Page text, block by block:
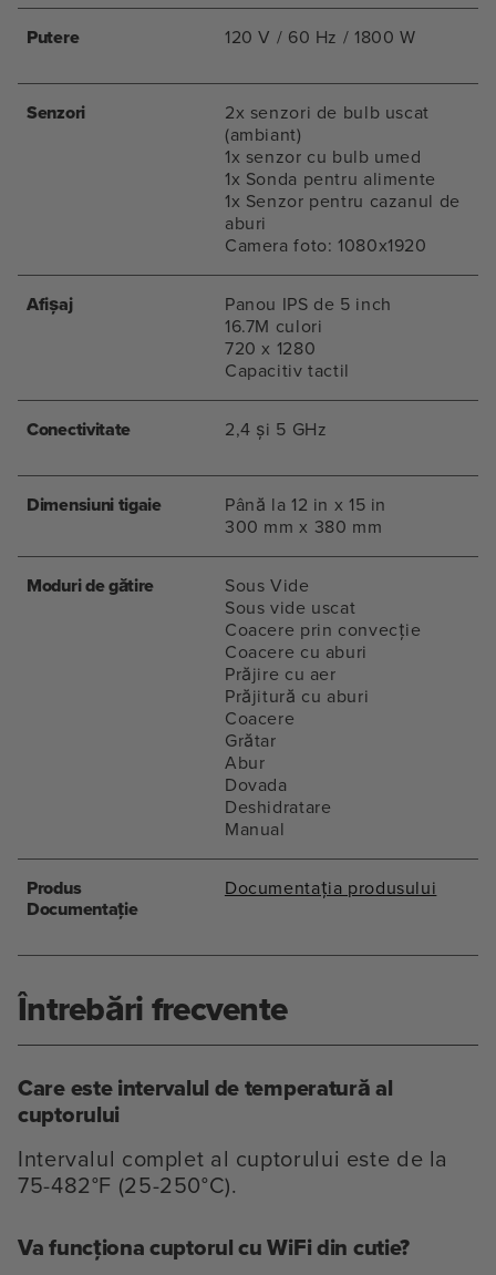
Putere 120 V / 60 Hz / 1800 W
Senzori
2x senzori de bulb uscat
(ambiant)
1x senzor cu bulb umed
1x Sonda pentru alimente
1x Senzor pentru cazanul de
aburi
Camera foto: 1080x1920
Afișaj
Panou IPS de 5 inch
16.7M culori
720 x 1280
Capacitiv tactil
Conectivitate 2,4 și 5 GHz
Dimensiuni tigaie
Până la 12 in x 15 in
300 mm x 380 mm
Moduri de gătire
Sous Vide
Sous vide uscat
Coacere prin convecție
Coacere cu aburi
Prăjire cu aer
Prăjitură cu aburi
Coacere
Grătar
Abur
Dovada
Deshidratare
Manual
Produs
Documentație
Documentația produsului
Întrebări frecvente
Care este intervalul de temperatură al
cuptorului
Intervalul complet al cuptorului este de la
75-482°F (25-250°C).
Va funcționa cuptorul cu WiFi din cutie?